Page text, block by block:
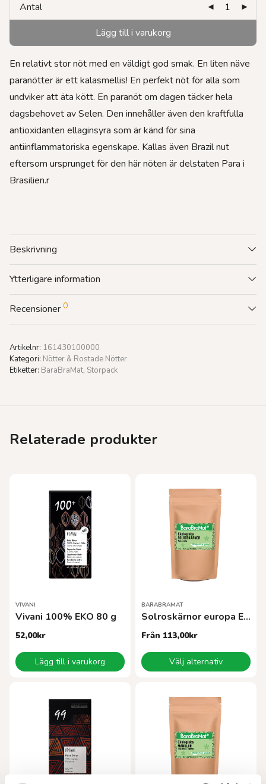
Antal
Lägg till i varukorg
En relativt stor nöt med en väldigt god smak. En liten näve
paranötter är ett kalasmellis! En perfekt nöt för alla som
undviker att äta kött. En paranöt om dagen täcker hela
dagsbehovet av Selen. Den innehåller även den kraftfulla
antioxidanten ellaginsyra som är känd för sina
antiinflammatoriska egenskape. Kallas även Brazil nut
eftersom ursprunget för den här nöten är delstaten Para i
Brasilien.r
Beskrivning
Ytterligare information
Recensioner 0
Artikelnr: 161430100000
Kategori: Nötter & Rostade Nötter
Etiketter: BaraBraMat, Storpack
Relaterade produkter
VIVANI
Vivani 100% EKO 80 g
52,00kr
Lägg till i varukorg
BARABRAMAT
Solroskärnor europa EKO
Från 113,00kr
Välj alternativ
Den
här
varianter.
alternativen